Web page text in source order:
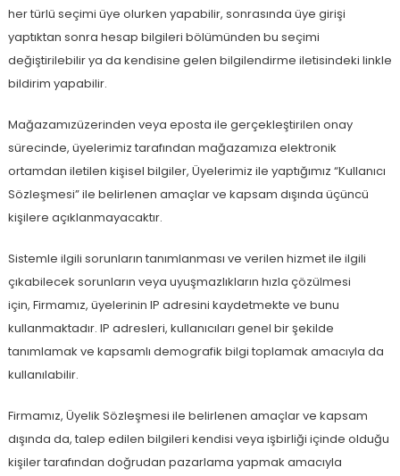
her türlü seçimi üye olurken yapabilir, sonrasında üye girişi
yaptıktan sonra hesap bilgileri bölümünden bu seçimi
değiştirilebilir ya da kendisine gelen bilgilendirme iletisindeki linkle
bildirim yapabilir.
Mağazamızüzerinden veya eposta ile gerçekleştirilen onay
sürecinde, üyelerimiz tarafından mağazamıza elektronik
ortamdan iletilen kişisel bilgiler, Üyelerimiz ile yaptığımız “Kullanıcı
Sözleşmesi” ile belirlenen amaçlar ve kapsam dışında üçüncü
kişilere açıklanmayacaktır.
Sistemle ilgili sorunların tanımlanması ve verilen hizmet ile ilgili
çıkabilecek sorunların veya uyuşmazlıkların hızla çözülmesi
için, Firmamız, üyelerinin IP adresini kaydetmekte ve bunu
kullanmaktadır. IP adresleri, kullanıcıları genel bir şekilde
tanımlamak ve kapsamlı demografik bilgi toplamak amacıyla da
kullanılabilir.
Firmamız, Üyelik Sözleşmesi ile belirlenen amaçlar ve kapsam
dışında da, talep edilen bilgileri kendisi veya işbirliği içinde olduğu
kişiler tarafından doğrudan pazarlama yapmak amacıyla